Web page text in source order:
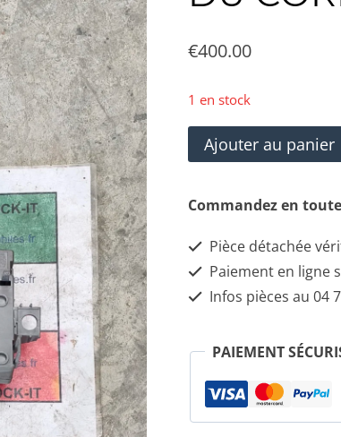
€400.00
1 en stock
quantité
de
MASERATI
BCM
MODULE
CORPS
222660
Ajouter au panier
Commandez en
Pièce détachée
Paiement en ligne
Infos pièces au 04
PAIEMENT